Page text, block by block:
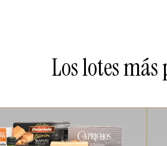
Los lotes